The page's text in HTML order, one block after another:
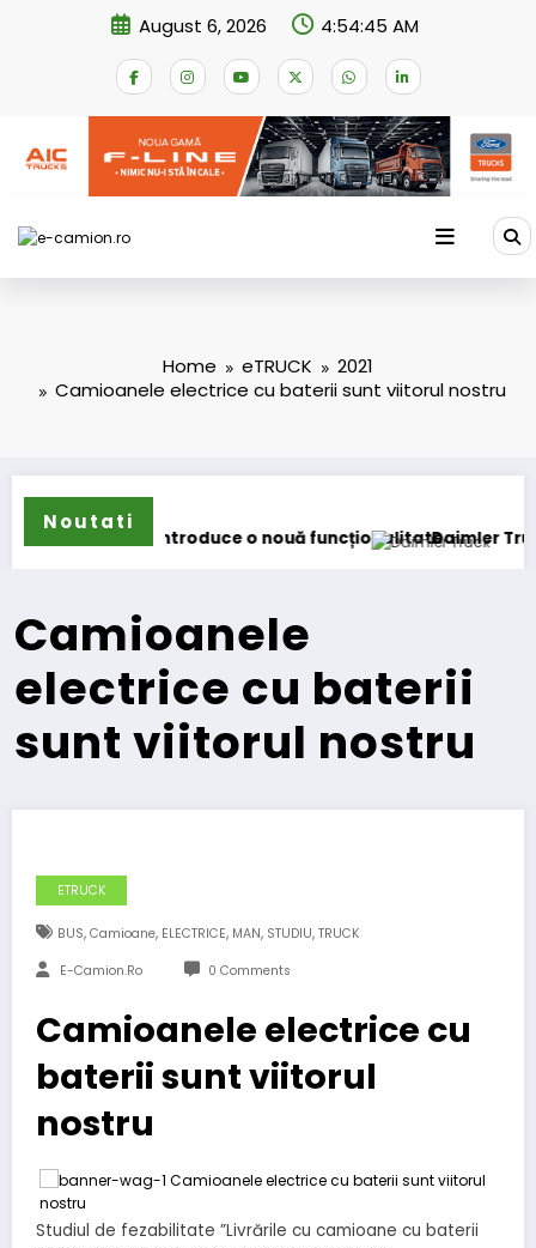
August 6, 2026 4:54:46 AM
Home eTRUCK
2021
Camioanele electrice cu baterii sunt viitorul nostru
Noutati
o nouă funcționalitateDaimler Truck recheamă în
Camioanele
electrice cu baterii
sunt viitorul nostru
ETRUCK
BUS, Camioane, ELECTRICE, MAN, STUDIU, TRUCK
E-Camion.ro 0 Comments
Camioanele electrice cu
baterii sunt viitorul
nostru
Studiul de fezabilitate ”Livrările cu camioane cu baterii